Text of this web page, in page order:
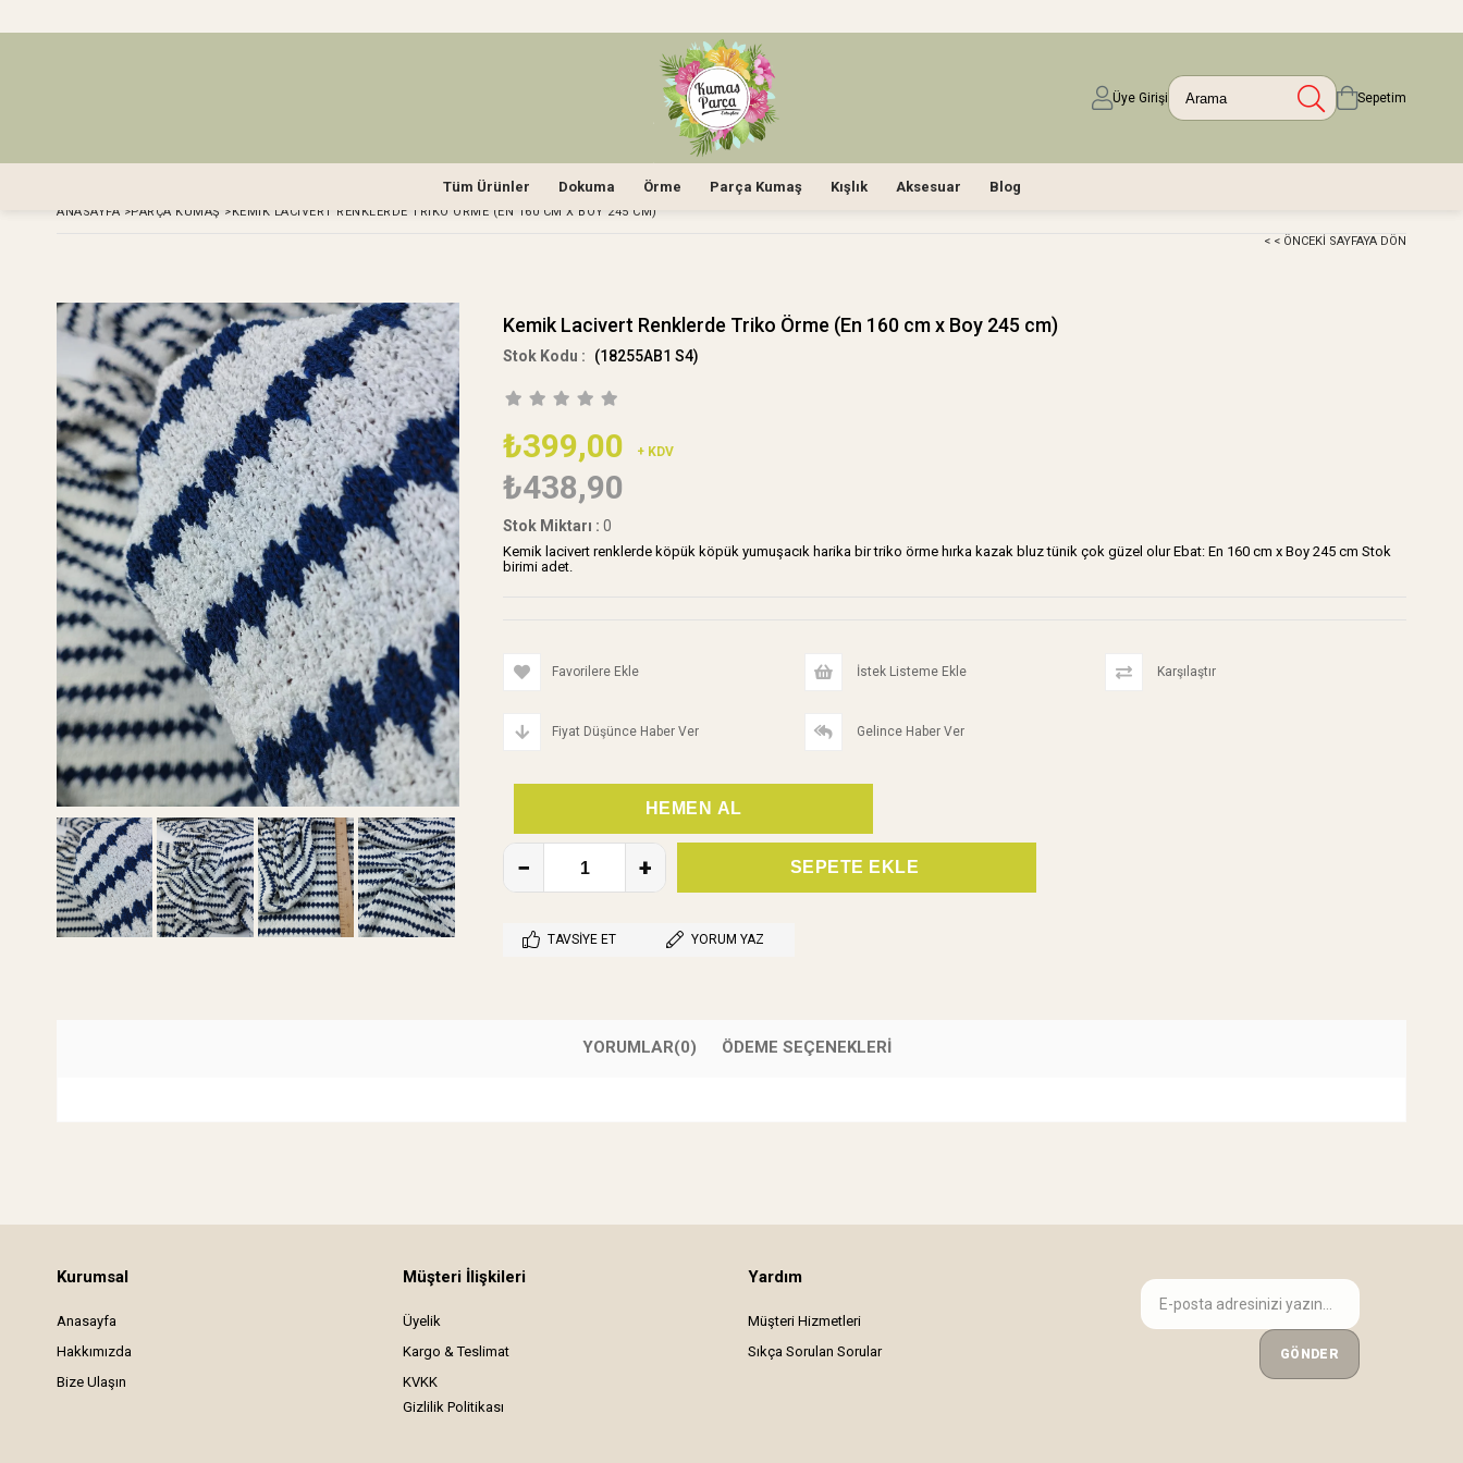
Üye Girişi Sepetim
Tüm Ürünler Dokuma Örme Parça Kumaş Kışlık Aksesuar Blog
ANASAYFA >PARÇA KUMAŞ >KEMIK LACIVERT RENKLERDE TRIKO ÖRME (EN 160 CM X BOY 245 CM)
< < ÖNCEKI SAYFAYA DÖN
Kemik Lacivert Renklerde Triko Örme (En 160 cm x Boy 245 cm)
(18255AB1 S4)
₺399,00 + KDV
₺438,90
Stok Miktarı : 0
Kemik lacivert renklerde köpük köpük yumuşacık harika bir triko örme hırka kazak bluz tünik çok güzel olur Ebat: En 160 cm x Boy 245 cm Stok
birimi adet.
Favorilere Ekle İstek Listeme Ekle Karşılaştır
Fiyat Düşünce Haber Ver Gelince Haber Ver
TAVSIYE ET YORUM YAZ
YORUMLAR(0) ÖDEME SEÇENEKLERI
Kurumsal
Anasayfa
Hakkımızda
Bize Ulaşın
Müşteri İlişkileri
Üyelik
Kargo & Teslimat
KVKK
Gizlilik Politikası
Yardım
Müşteri Hizmetleri
Sıkça Sorulan Sorular
GÖNDER